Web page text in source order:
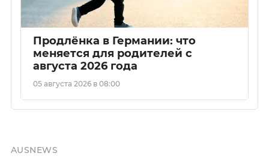
Продлёнка в Германии: что
меняется для родителей с
августа 2026 года
05 августа 2026 в 08:00
AUSNEWS